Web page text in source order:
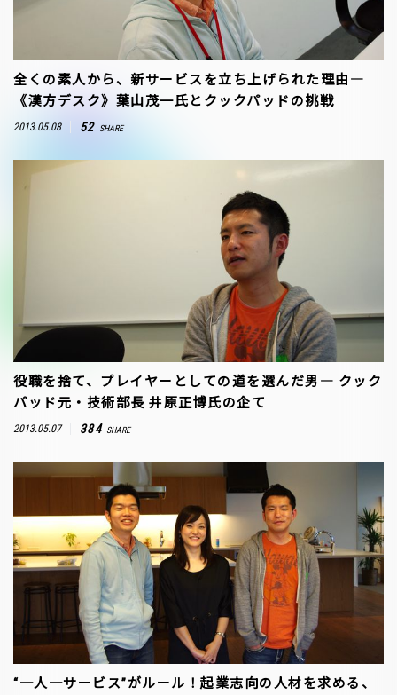
全くの素人から、新サービスを立ち上げられた理由―
《漢方デスク》葉山茂一氏とクックパッドの挑戦
2013.05.08 52 SHARE
役職を捨て、プレイヤーとしての道を選んだ男― クック
パッド元・技術部長 井原正博氏の企て
2013.05.07 384 SHARE
“一人一サービス”がルール！起業志向の人材を求める、